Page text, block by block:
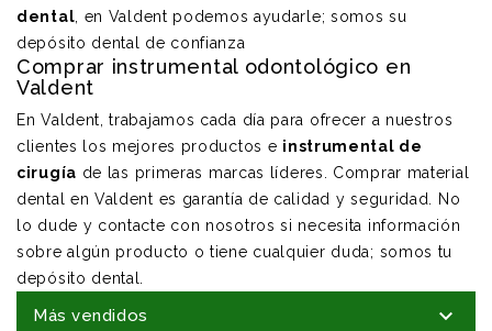
dental , en Valdent podemos ayudarle; somos su
depósito dental de confianza
Comprar instrumental odontológico en
Valdent
En Valdent, trabajamos cada día para ofrecer a nuestros
clientes los mejores productos e instrumental de
cirugía de las primeras marcas líderes. Comprar material
dental en Valdent es garantía de calidad y seguridad. No
lo dude y contacte con nosotros si necesita información
sobre algún producto o tiene cualquier duda; somos tu
depósito dental.
Más vendidos 